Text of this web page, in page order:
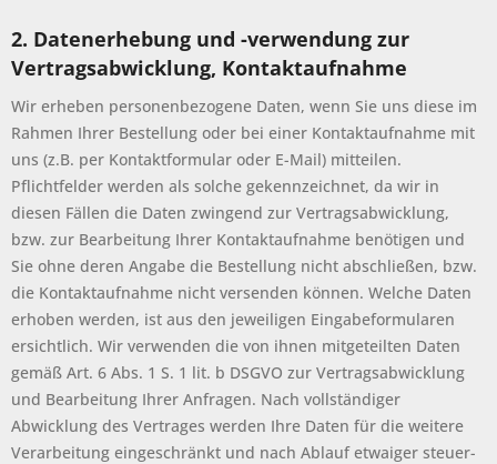
2. Datenerhebung und -verwendung zur
Vertragsabwicklung, Kontaktaufnahme
Wir erheben personenbezogene Daten, wenn Sie uns diese im
Rahmen Ihrer Bestellung oder bei einer Kontaktaufnahme mit
uns (z.B. per Kontaktformular oder E-Mail) mitteilen.
Pflichtfelder werden als solche gekennzeichnet, da wir in
diesen Fällen die Daten zwingend zur Vertragsabwicklung,
bzw. zur Bearbeitung Ihrer Kontaktaufnahme benötigen und
Sie ohne deren Angabe die Bestellung nicht abschließen, bzw.
die Kontaktaufnahme nicht versenden können. Welche Daten
erhoben werden, ist aus den jeweiligen Eingabeformularen
ersichtlich. Wir verwenden die von ihnen mitgeteilten Daten
gemäß Art. 6 Abs. 1 S. 1 lit. b DSGVO zur Vertragsabwicklung
und Bearbeitung Ihrer Anfragen. Nach vollständiger
Abwicklung des Vertrages werden Ihre Daten für die weitere
Verarbeitung eingeschränkt und nach Ablauf etwaiger steuer-